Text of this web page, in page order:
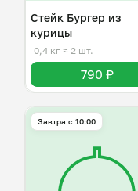
Стейк Бургер из
курицы
0,4 кг ≈ 2 шт.
790 ₽
Завтра c 10:00